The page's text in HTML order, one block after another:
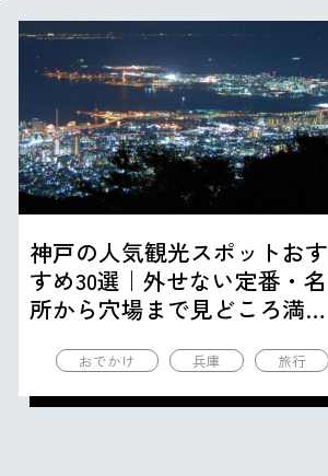
神戸の人気観光スポットおす
すめ30選｜外せない定番・名
所から穴場まで見どころ満載
おでかけ 兵庫 旅行